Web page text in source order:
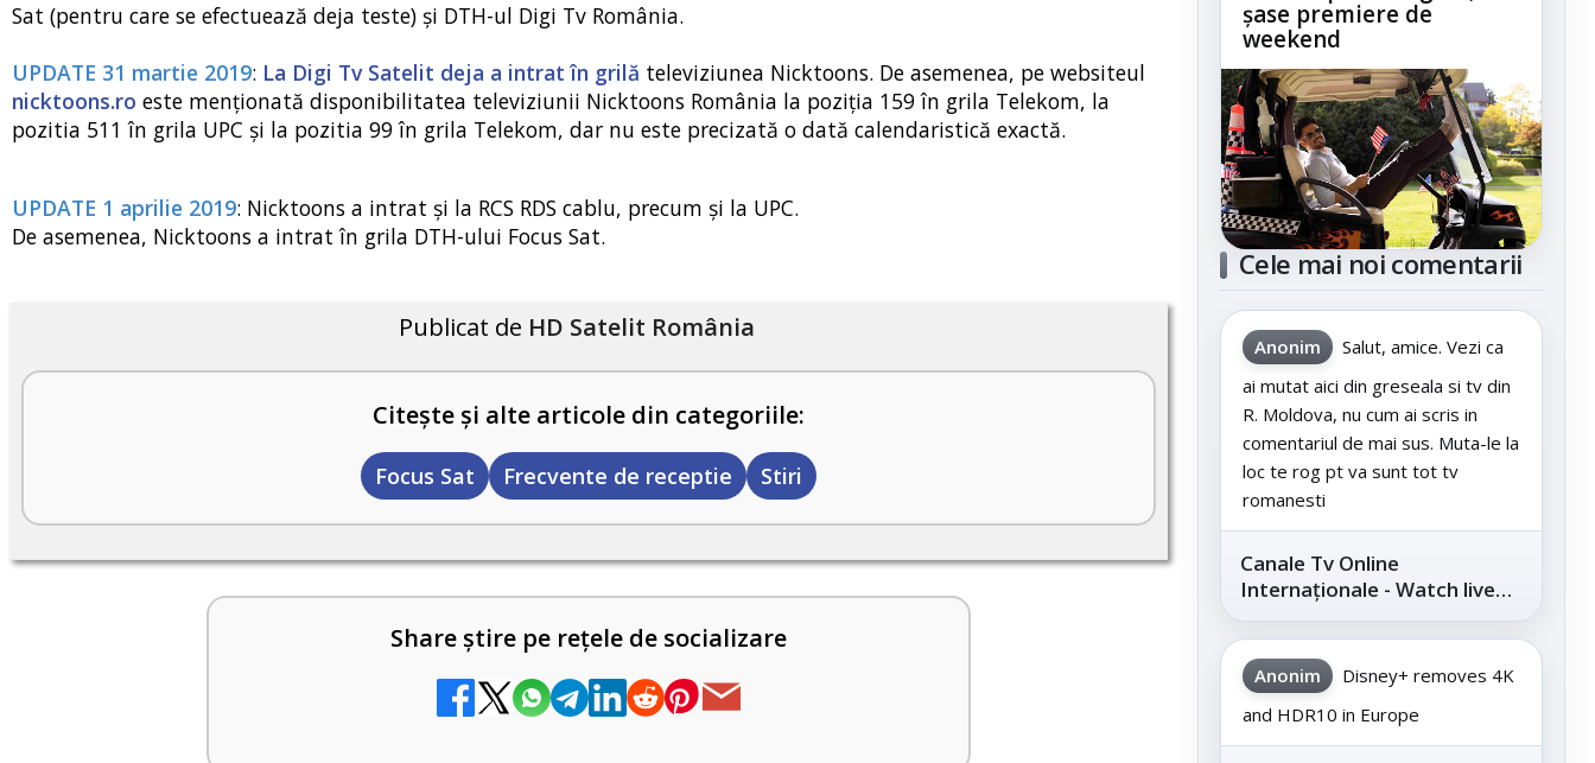
Sat (pentru care se efectuează deja teste) și DTH-ul Digi Tv România.
UPDATE 31 martie 2019: La Digi Tv Satelit deja a intrat în grilă televiziunea Nicktoons. De asemenea, pe websiteul
nicktoons.ro este menționată disponibilitatea televiziunii Nicktoons România la poziția 159 în grila Telekom, la
pozitia 511 în grila UPC și la pozitia 99 în grila Telekom, dar nu este precizată o dată calendaristică exactă.
UPDATE 1 aprilie 2019: Nicktoons a intrat și la RCS RDS cablu, precum și la UPC.
De asemenea, Nicktoons a intrat în grila DTH-ului Focus Sat.
Publicat de HD Satelit România
Citește și alte articole din categoriile:
Focus Sat Frecvente de receptie Stiri
Share știre pe rețele de socializare
șase premiere de
weekend
Cele mai noi comentarii
Anonim
Salut, amice. Vezi ca
ai mutat aici din greseala si tv din
R. Moldova, nu cum ai scris in
comentariul de mai sus. Muta-le la
loc te rog pt va sunt tot tv
romanesti
Canale Tv Online
Internaționale - Watch live
channels legally
Anonim
Disney+ removes 4K
and HDR10 in Europe